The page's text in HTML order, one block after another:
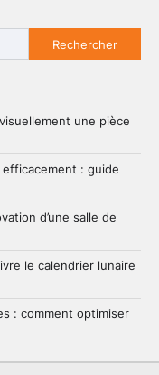
Rechercher
une pièce
: guide
d’une salle de
le calendrier lunaire
: comment optimiser